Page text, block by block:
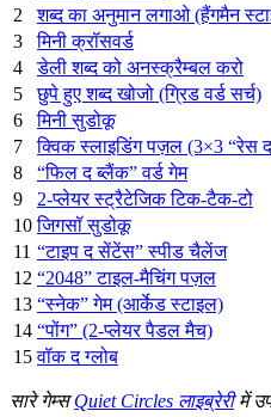
2
शब्द का अनुमान लगाओ (हैंगमैन
3
मिनी क्रॉसवर्ड
4
डेली शब्द को अनस्क्रैम्बल करो
5
छुपे हुए शब्द खोजो (ग्रिड वर्ड सर्च)
6
मिनी सुडोकू
7
क्विक स्लाइडिंग पज़ल (3×3 “रेस
8
“फिल द ब्लैंक” वर्ड गेम
9
2-प्लेयर स्ट्रैटेजिक टिक-टैक-टो
10 जिगसॉ सुडोकू
11 “टाइप द सेंटेंस” स्पीड चैलेंज
12 “2048” टाइल-मैचिंग पज़ल
13 “स्नेक” गेम (आर्केड स्टाइल)
14 “पोंग” (2-प्लेयर पैडल मैच)
15 वॉक द ग्लोब
सारे गेम्सQuiet Circles लाइब्रेरीमें